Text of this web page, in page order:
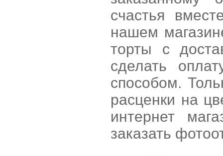
счастья
нашем
торты с
сделать
способом.
расценки на
интернет
заказать